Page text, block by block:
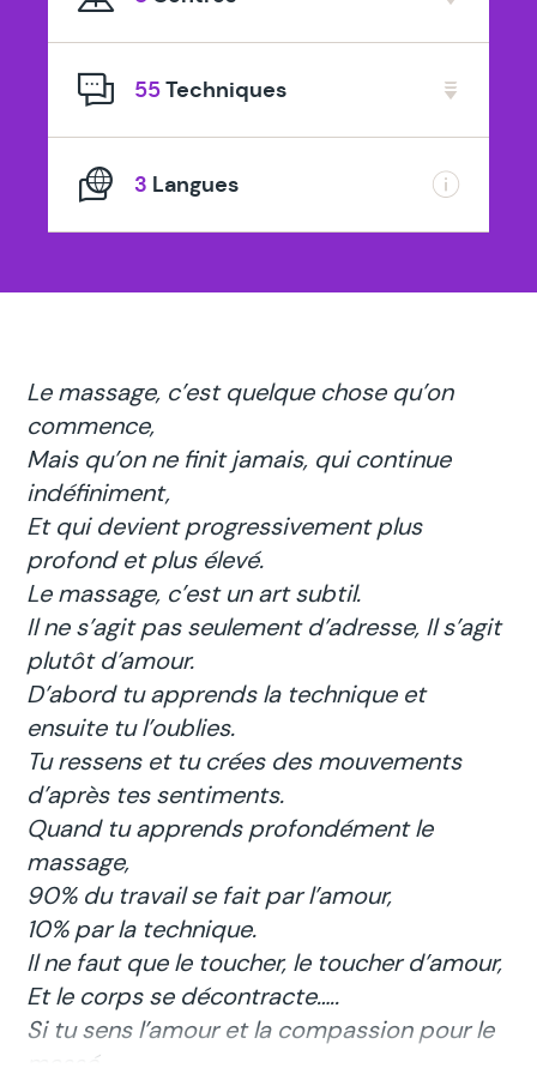
en
55Techniques
3 Langues
Le massage, c’est quelque chose qu’on
commence,
Mais qu’on ne finit jamais, qui continue
indéfiniment,
Et qui devient progressivement plus
profond et plus élevé.
Le massage, c’est un art subtil.
Il ne s’agit pas seulement d’adresse, Il s’agit
plutôt d’amour.
D’abord tu apprends la technique et
ensuite tu l’oublies.
Tu ressens et tu crées des mouvements
d’après tes sentiments.
Quand tu apprends profondément le
massage,
90% du travail se fait par l’amour,
10% par la technique.
Il ne faut que le toucher, le toucher d’amour,
Et le corps se décontracte…..
Si tu sens l’amour et la compassion pour le
massé,